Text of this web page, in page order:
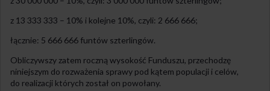
z 13 333 333 – 10% i kolejne 10%, czyli: 2 666 666;
łącznie: 5 666 666 funtów szterlingów.
Obliczywszy zatem roczną wysokość Funduszu, przechodzę
niniejszym do rozważenia sprawy pod kątem populacji i celów,
do realizacji których został on powołany.